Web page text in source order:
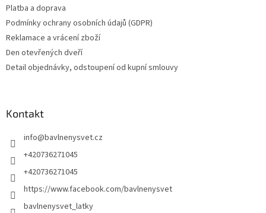
Platba a doprava
Podmínky ochrany osobních údajů (GDPR)
Reklamace a vrácení zboží
Den otevřených dveří
Detail objednávky, odstoupení od kupní smlouvy
Kontakt
info@bavlnenysvet.cz
+420736271045
+420736271045
https://www.facebook.com/bavlnenysvet
bavlnenysvet_latky